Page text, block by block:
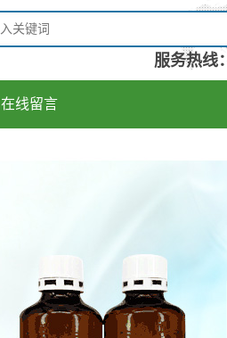
服务热线
在线留言